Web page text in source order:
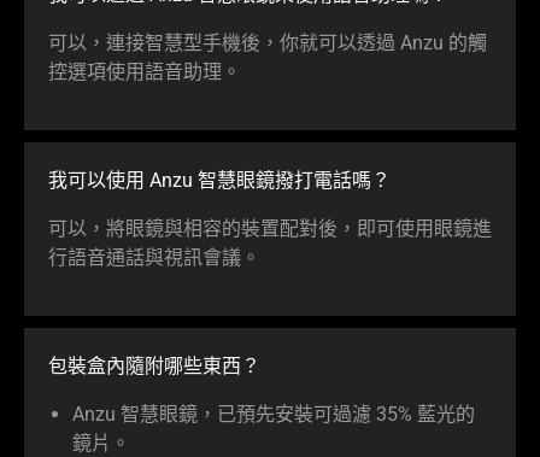
可以，連接智慧型手機後，你就可以透過 Anzu 的觸
控選項使用語音助理。
我可以使用 Anzu 智慧眼鏡撥打電話嗎？
可以，將眼鏡與相容的裝置配對後，即可使用眼鏡進
行語音通話與視訊會議。
包裝盒內隨附哪些東西？
Anzu 智慧眼鏡，已預先安裝可過濾 35% 藍光的
鏡片。